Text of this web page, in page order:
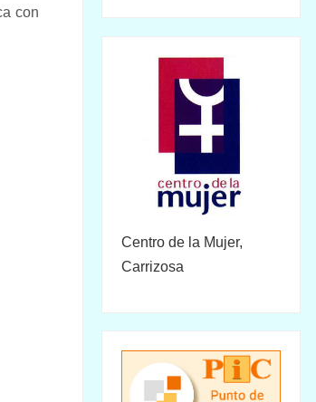
con
Centro de la Mujer,
Carrizosa